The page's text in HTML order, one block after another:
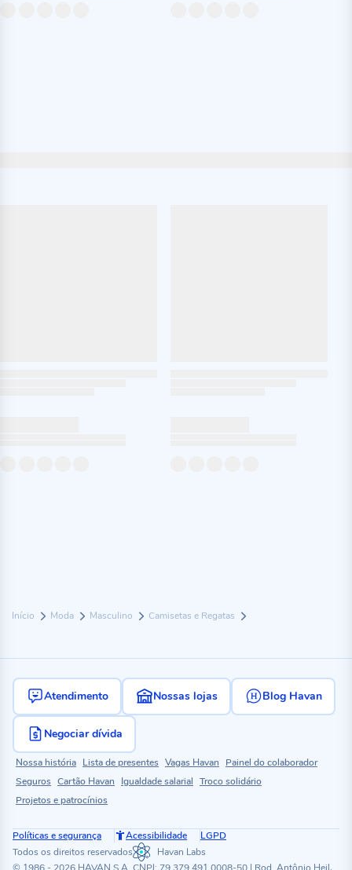
Início Moda Masculino Camisetas e Regatas
Atendimento Nossas lojas Blog Havan
Negociar dívida
Nossa história Lista de presentes Vagas Havan
Painel do colaborador
Seguros Cartão Havan Igualdade salarial Troco solidário
Projetos e patrocínios
Políticas e segurança Acessibilidade
LGPD
Todos os direitos reservados
Havan Labs